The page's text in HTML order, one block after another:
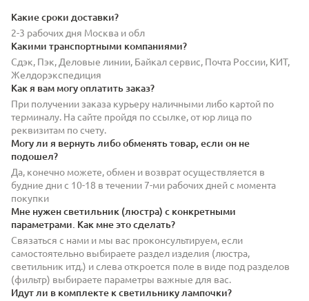
Какие сроки доставки?
2-3 рабочих дня Москва и обл
Какими транспортными компаниями?
Сдэк, Пэк, Деловые линии, Байкал сервис, Почта России, КИТ,
Желдорэкспедиция
Как я вам могу оплатить заказ?
При получении заказа курьеру наличными либо картой по
терминалу. На сайте пройдя по ссылке, от юр лица по
реквизитам по счету.
Могу ли я вернуть либо обменять товар, если он не
подошел?
Да, конечно можете, обмен и возврат осуществляется в
будние дни с 10-18 в течении 7-ми рабочих дней с момента
покупки
Мне нужен светильник (люстра) с конкретными
параметрами. Как мне это сделать?
Связаться с нами и мы вас проконсультируем, если
самостоятельно выбираете раздел изделия (люстра,
светильник итд.) и слева откроется поле в виде под разделов
(фильтр) выбираете параметры важные для вас.
Идут ли в комплекте к светильнику лампочки?